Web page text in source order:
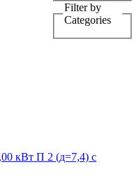
Filter by
Categories
кВт П 2 (д=7,4) с